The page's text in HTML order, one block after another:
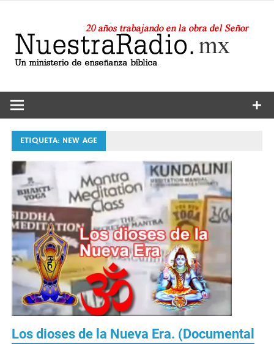
contenido
Nuestra
Radio
ETIQUETA: NEW AGE
Los dioses de la Nueva Era. (Documental